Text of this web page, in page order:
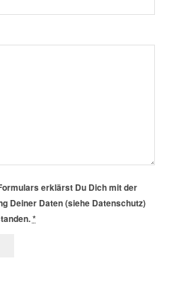
erklärst Du Dich mit der
Deiner Daten (siehe Datenschutz)
*